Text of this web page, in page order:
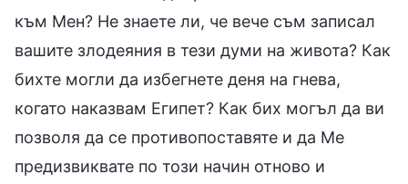
към Мен? Не знаете ли, че вече съм записал
вашите злодеяния в тези думи на живота? Как
бихте могли да избегнете деня на гнева,
когато наказвам Египет? Как бих могъл да ви
позволя да се противопоставяте и да Ме
предизвиквате по този начин отново и